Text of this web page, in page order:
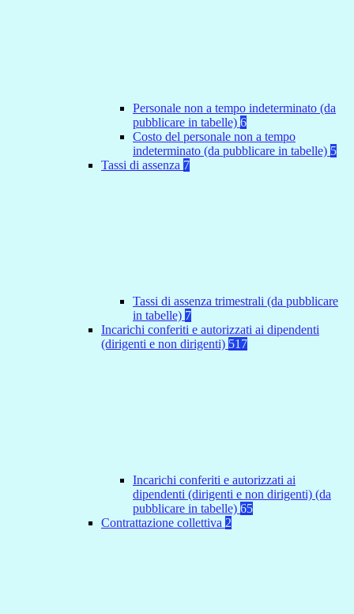
Personale non a tempo indeterminato (da
pubblicare in tabelle) 6
Costo del personale non a tempo
indeterminato (da pubblicare in tabelle) 5
Tassi di assenza 7
Tassi di assenza trimestrali (da pubblicare
in tabelle) 7
Incarichi conferiti e autorizzati ai dipendenti
(dirigenti e non dirigenti) 517
Incarichi conferiti e autorizzati ai
dipendenti (dirigenti e non dirigenti) (da
pubblicare in tabelle) 65
Contrattazione collettiva 2